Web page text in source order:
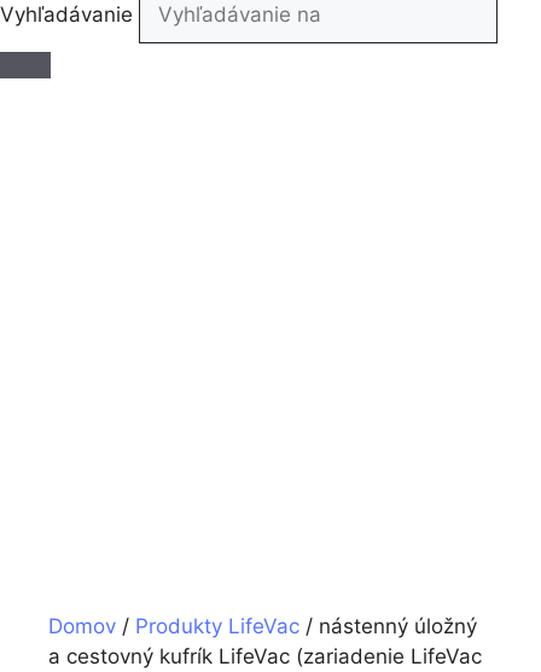
Vyhľadávanie
Domov / Produkty LifeVac / nástenný úložný
a cestovný kufrík LifeVac (zariadenie LifeVac